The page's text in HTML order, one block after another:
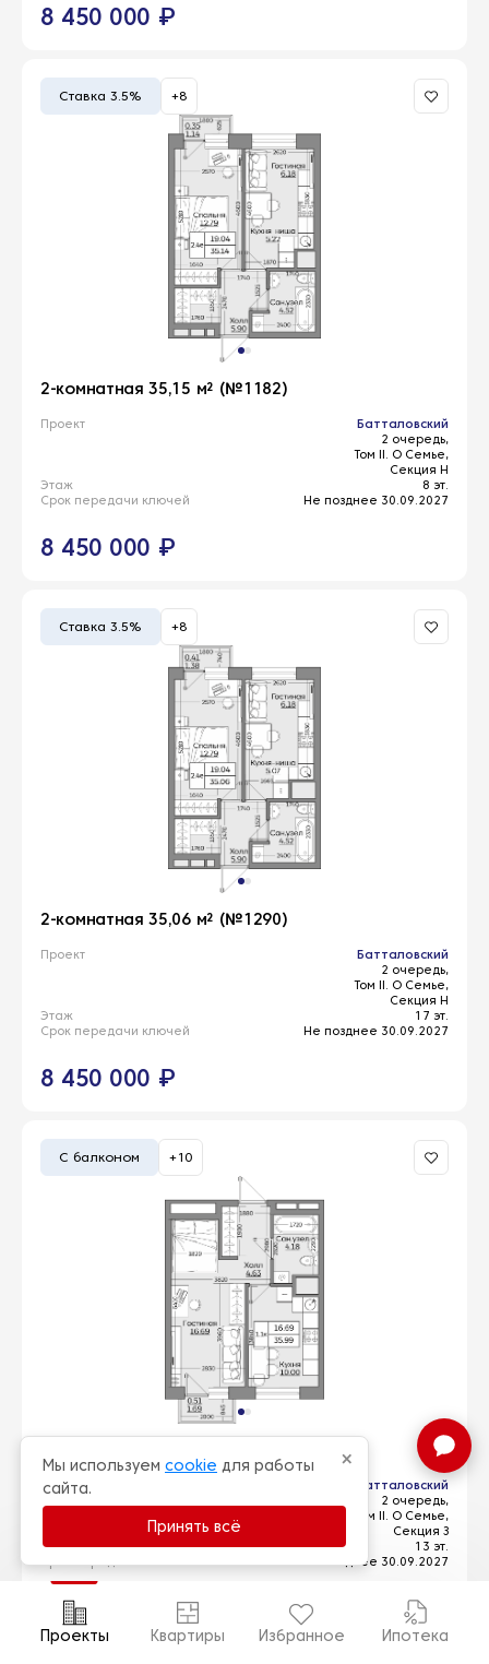
Проекты Квартиры Избранное Ипотека
8 450 000 ₽
Ставка 3.5% +8
2-комнатная 35,15 м² (№1182)
Проект
Батталовский
2 очередь,
Том II. О Семье,
Секция Н
Этаж
8 эт.
Срок передачи ключей
Не позднее 30.09.2027
8 450 000 ₽
Ставка 3.5% +8
2-комнатная 35,06 м² (№1290)
Проект
Батталовский
2 очередь,
Том II. О Семье,
Секция Н
Этаж
17 эт.
Срок передачи ключей
Не позднее 30.09.2027
8 450 000 ₽
С балконом +10
Проект
Батталовский
2 очередь,
Том II. О Семье,
Секция З
Этаж
13 эт.
Не позднее 30.09.2027
8 450 000 ₽
Фильтры
×
Мы используем cookie для работы
сайта.
Принять всё